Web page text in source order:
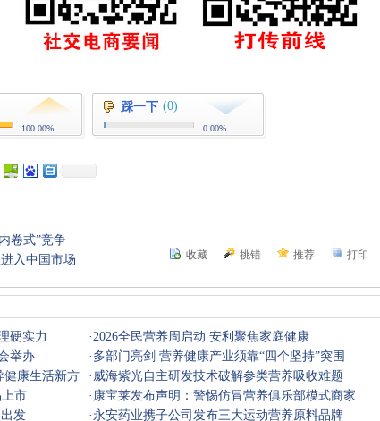
100.00%
踩一下 (0)
0.00%
卷式”竞争
入中国市场 收藏 挑错 推荐 打印
硬实力 ·2026全民营养周启动 安利聚焦家庭健康
举办 · 多部门亮剑 营养健康产业须靠“四个坚持”突围
康生活新方
· 威海紫光自主研发技术破解参类营养吸收难题
市 · 康宝莱发布声明：警惕仿冒营养俱乐部模式商家
发 · 永安药业携子公司发布三大运动营养原料品牌